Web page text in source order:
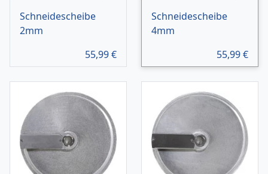
Schneidescheibe
2mm
55,99€
Schneidescheibe
4mm
55,99€